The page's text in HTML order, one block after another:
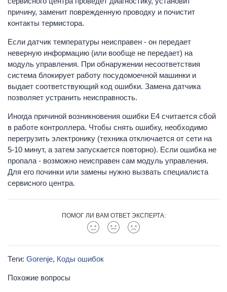
причину, заменит поврежденную проводку и почистит
контакты термистора.
Если датчик температуры неисправен - он передает
неверную информацию (или вообще не передает) на
модуль управления. При обнаружении несоответствия
система блокирует работу посудомоечной машинки и
выдает соответствующий код ошибки. Замена датчика
позволяет устранить неисправность.
Иногда причиной возникновения ошибки Е4 считается сбой
в работе контроллера. Чтобы снять ошибку, необходимо
перегрузить электронику (техника отключается от сети на
5-10 минут, а затем запускается повторно). Если ошибка не
пропала - возможно неисправен сам модуль управления.
Для его починки или замены нужно вызвать специалиста
сервисного центра.
ПОМОГ ЛИ ВАМ ОТВЕТ ЭКСПЕРТА:
Теги: Gorenje Коды ошибок
Похожие вопросы